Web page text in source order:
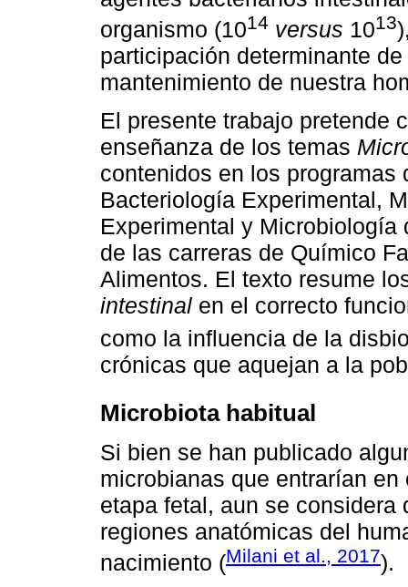
organismo (1014 versus 1013
participación determinante
mantenimiento de nuestra
El presente trabajo pretende
enseñanza de los temas
contenidos en los
Bacteriología Experimental,
Experimental y
de las carreras de Químico
Alimentos. El texto resume
intestinal en el correcto
como la influencia de la
crónicas que aquejan a la
Microbiota habitual
Si bien se han publicado
microbianas que entrarían
etapa fetal, aun se
regiones anatómicas del
nacimiento (Milani et al., 2017).